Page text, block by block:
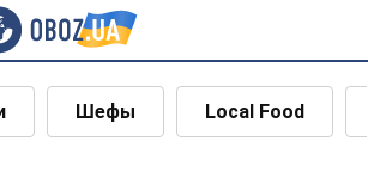
Шефы Local Food